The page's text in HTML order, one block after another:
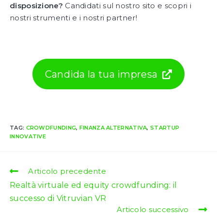
disposizione? Candidati sul nostro sito e scopri i
nostri strumenti e i nostri partner!
Candida la tua impresa
TAG: CROWDFUNDING, FINANZA ALTERNATIVA, STARTUP
INNOVATIVE
Leggi
articoli
Articolo precedente
Realtà virtuale ed equity crowdfunding: il
successo di Vitruvian VR
Articolo successivo